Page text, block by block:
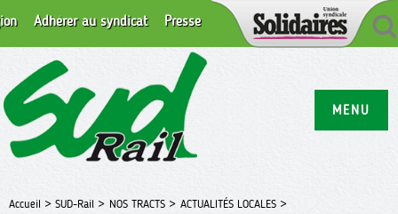
MENU
Adhérer au syndicat Presse
Accueil > SUD-Rail > NOS TRACTS > ACTUALITÉS LOCALES >